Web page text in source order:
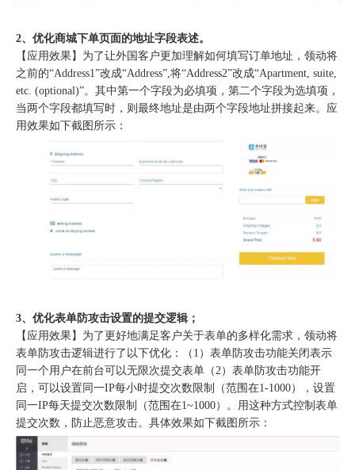
2、优化商城下单页面的地址字段表述。
【应用效果】为了让外国客户更加理解如何填写订单地址，领动将
之前的“Address1”改成“Address”,将“Address2”改成“Apartment, suite,
etc. (optional)”。其中第一个字段为必填项，第二个字段为选填项，
当两个字段都填写时，则最终地址是由两个字段地址拼接起来。应
用效果如下截图所示：
3、优化表单防攻击设置的提交逻辑；
【应用效果】为了更好地满足客户关于表单的多样化需求，领动将
表单防攻击逻辑进行了以下优化：（1）表单防攻击功能关闭表示
同一个用户在前台可以无限次提交表单（2）表单防攻击功能开
启，可以设置同一IP每小时提交次数限制（范围在1-1000），设置
同一IP每天提交次数限制（范围在1~1000）。用这种方式控制表单
提交次数，防止恶意攻击。具体效果如下截图所示：